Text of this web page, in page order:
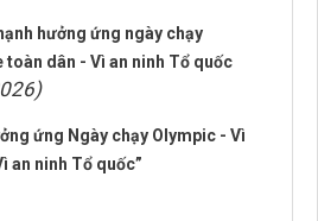
hưởng ứng ngày chạy
toàn dân - Vì an ninh Tổ quốc
ứng Ngày chạy Olympic - Vì
an ninh Tổ quốc”